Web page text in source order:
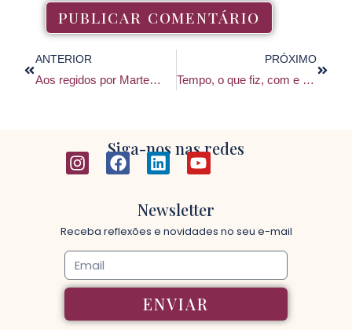
ANTERIOR
Aos regidos por Marte…
PRÓXIMO
Tempo, o que fiz, com e para ele?
Siga-nos nas redes
Newsletter
Receba reflexões e novidades no seu e-mail
ENVIAR